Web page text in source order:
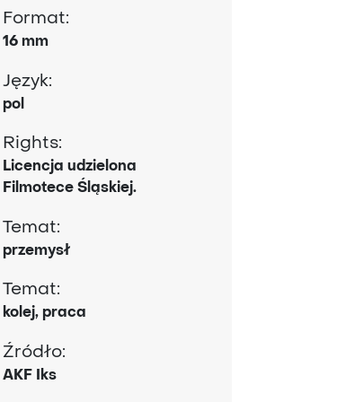
Format:
16 mm
Język:
pol
Rights:
Licencja udzielona
Filmotece Śląskiej.
Temat:
przemysł
Temat:
kolej, praca
Źródło:
AKF Iks